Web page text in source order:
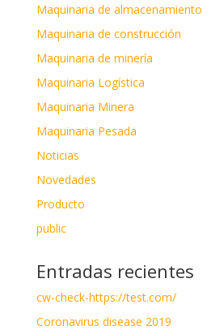
Maquinaria de almacenamiento
Maquinaria de construcción
Maquinaria de minería
Maquinaria Logística
Maquinaria Minera
Maquinaria Pesada
Noticias
Novedades
Producto
public
Entradas recientes
cw-check-https://test.com/
Coronavirus disease 2019